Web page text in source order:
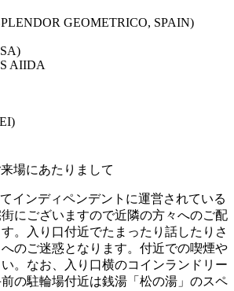
GEOMETRICO, SPAIN)
AIIDA
場にあたりまして
インディペンデントに運営されている
にございますので近隣の方々へのご配
。入り口付近でたまったり話したりさ
のご迷惑となります。付近での喫煙や
。なお、入り口横のコインランドリー
の駐輪場付近は銭湯「松の湯」のスペ